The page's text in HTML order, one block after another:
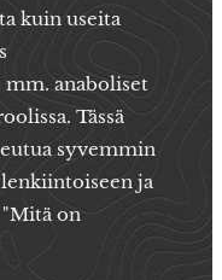
kuin useita
mm. anaboliset
Tässä
syvemmin
ja
on